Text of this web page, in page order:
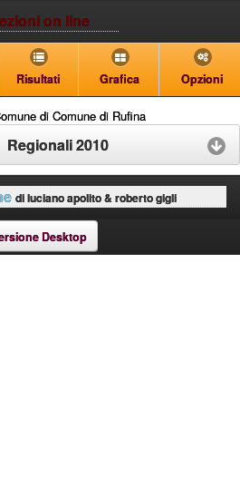
on line
Risultati Grafica Opzioni
di Comune di Rufina
Regionali 2010
di luciano apolito & roberto gigli
Desktop